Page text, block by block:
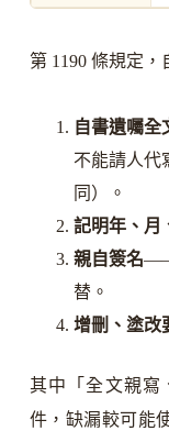
第 1190 條規定，
自書遺囑全
不能請人代
同）。
記明年、月
親自簽名——
替。
增刪、塗改
其中「全文親寫
件，缺漏較可能